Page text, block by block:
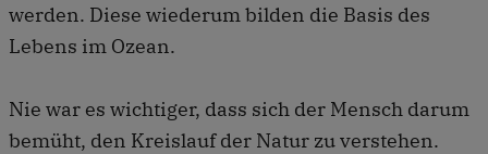
werden. Diese wiederum bilden die Basis des
Lebens im Ozean.
Nie war es wichtiger, dass sich der Mensch darum
bemüht, den Kreislauf der Natur zu verstehen.